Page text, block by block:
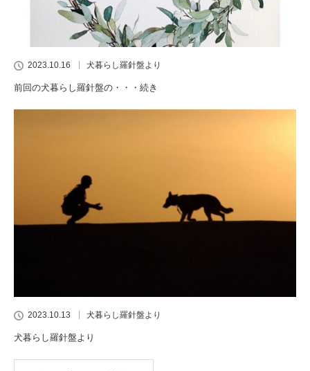
2023.10.16 犬暮らし羅針盤より
前回の犬暮らし羅針盤の・・・続き
2023.10.13 犬暮らし羅針盤より
犬暮らし羅針盤より